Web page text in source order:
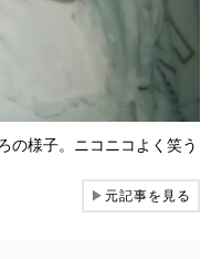
の様子。ニコニコよく笑う
▶元記事を見る